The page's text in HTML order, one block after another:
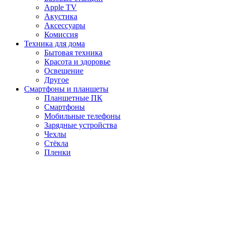
Apple TV
Акустика
Аксессуары
Комиссия
Техника для дома
Бытовая техника
Красота и здоровье
Освещение
Другое
Смартфоны и планшеты
Планшетные ПК
Смартфоны
Мобильные телефоны
Зарядные устройства
Чехлы
Стёкла
Пленки